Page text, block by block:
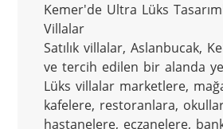
Kemer'de Ultra Lüks
Villalar
Satılık villalar, Aslanbucak,
ve tercih edilen bir alanda
Lüks villalar marketlere,
kafelere, restoranlara,
hastanelere, eczanelere,